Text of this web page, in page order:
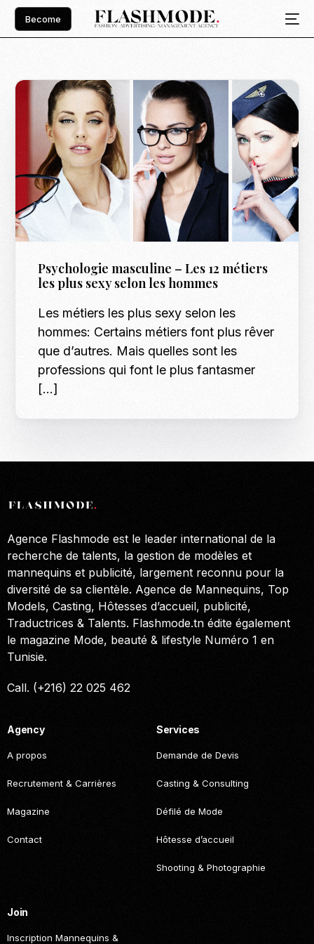
Become
Psychologie masculine – Les 12 métiers
les plus sexy selon les hommes
Les métiers les plus sexy selon les
hommes: Certains métiers font plus rêver
que d’autres. Mais quelles sont les
professions qui font le plus fantasmer
[…]
Agence Flashmode est le leader international de la
recherche de talents, la gestion de modèles et
mannequins et publicité, largement reconnu pour la
diversité de sa clientèle. Agence de Mannequins, Top
Models, Casting, Hôtesses d’accueil, publicité,
Traductrices & Talents. Flashmode.tn édite également
le magazine Mode, beauté & lifestyle Numéro 1 en
Tunisie.
Call. (+216) 22 025 462
Agency
A propos
Recrutement & Carrières
Magazine
Contact
Services
Demande de Devis
Casting & Consulting
Défilé de Mode
Hôtesse d’accueil
Shooting & Photographie
Join
Inscription Mannequins &